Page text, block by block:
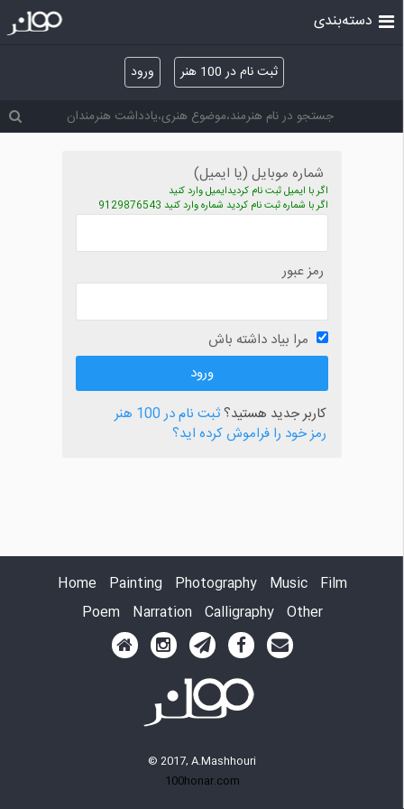
ثبت نام در 100 هنر ورود
دسته‌بندی
شماره موبایل (یا ایمیل)
اگر با ایمیل ثبت نام کردیدایمیل وارد کنید
اگر با شماره ثبت نام کردید شماره وارد کنید 9129876543
رمز عبور
مرا بیاد داشته باش
کاربر جدید هستید؟ثبت نام در 100 هنر
رمز خود را فراموش کرده اید؟
Home Painting Photography Music
Film
Poem
Narration Calligraphy Other
© 2017, A.Mashhouri
100honar.com